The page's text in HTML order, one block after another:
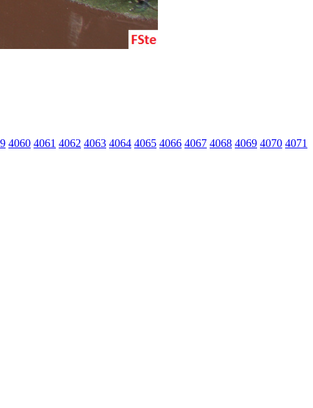
4060 4061 4062 4063 4064 4065 4066 4067 4068 4069 4070 4071